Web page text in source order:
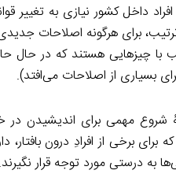
داخل کشور نیازی به تغییر
برای هرگونه اصلاحات
چیزهایی هستند که در حال
بسیاری از اصلاحات می‌افتد).
شروع مهمی برای اندیشیدن در
برای برخی از افرادِ درون
به درستی مورد توجه قرار نگیرند.